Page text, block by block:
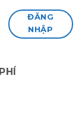
ĐĂNG
NHẬP